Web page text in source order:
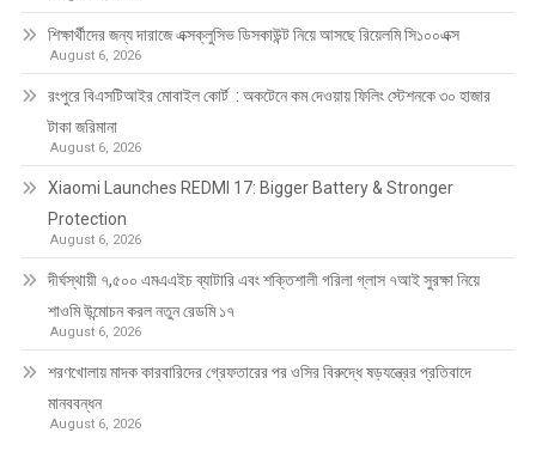
শিক্ষার্থীদের জন্য দারাজে এক্সক্লুসিভ ডিসকাউন্ট নিয়ে আসছে রিয়েলমি সি১০০এক্স
August 6, 2026
রংপুরে বিএসটিআইর মোবাইল কোর্ট : অকটেনে কম দেওয়ায় ফিলিং স্টেশনকে ৩০ হাজার
টাকা জরিমানা
August 6, 2026
Xiaomi Launches REDMI 17: Bigger Battery & Stronger
Protection
August 6, 2026
দীর্ঘস্থায়ী ৭,৫০০ এমএএইচ ব্যাটারি এবং শক্তিশালী গরিলা গ্লাস ৭আই সুরক্ষা নিয়ে
শাওমি উন্মোচন করল নতুন রেডমি ১৭
August 6, 2026
শরণখোলায় মাদক কারবারিদের গ্রেফতারের পর ওসির বিরুদ্ধে ষড়যন্ত্রের প্রতিবাদে
মানববন্ধন
August 6, 2026